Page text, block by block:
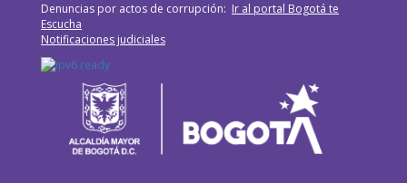
Denuncias por actos de corrupción: Ir al portal Bogotá te
Escucha
Notificaciones judiciales